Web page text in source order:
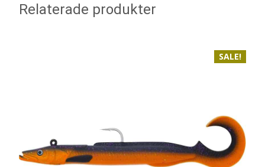
Relaterade produkter
SALE!